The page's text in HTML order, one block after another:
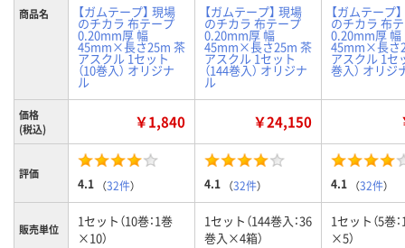
商品名 【ガムテープ】 現場
のチカラ 布テープ
0.20mm厚 幅
45mm×長さ25m 茶
アスクル 1セット
（10巻入） オリジナ
ル
【ガムテープ】 現場
のチカラ 布テープ
0.20mm厚 幅
45mm×長さ25m 茶
アスクル 1セット
（144巻入） オリジナ
ル
【ガムテープ
のチカラ 布
0.20mm厚 幅
45mm×長さ
アスクル 1セ
巻入） オリジ
価格
(税込)
￥1,840 ￥24,150
評価
4.1 （32件） 4.1 （32件） 4.1 （32件）
販売単位
1セット（10巻：1巻
×10）
1セット（144巻入：36
巻入×4箱）
1セット（5巻
×5）